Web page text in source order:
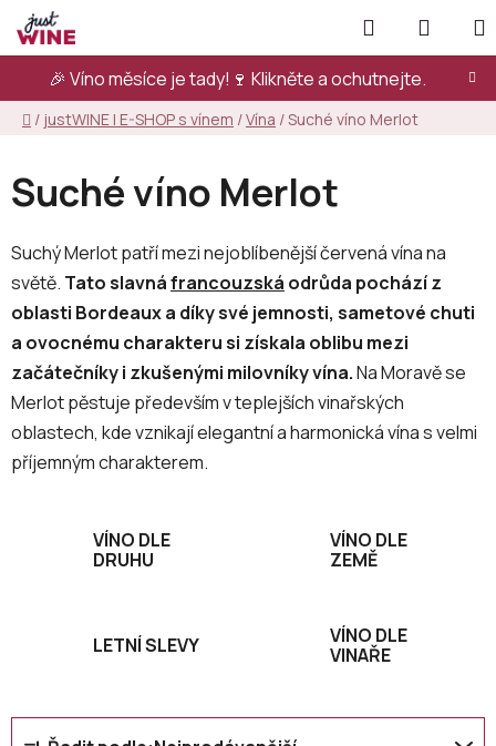
Přejít
na
obsah
🎉 Víno měsíce je tady!🍷 Klikněte a ochutnejte.
Hledat
KOŠÍK
Domů
/ justWINE | E-SHOP s vínem /Vína /Suché víno Merlot
Suché víno Merlot
Suchý Merlot patří mezi nejoblíbenější červená vína na
světě. Tato slavnáfrancouzská odrůda pochází z
oblasti Bordeaux a díky své jemnosti, sametové chuti
a ovocnému charakteru si získala oblibu mezi
začátečníky i zkušenými milovníky vína.Na Moravě se
Merlot pěstuje především v teplejších vinařských
oblastech, kde vznikají elegantní a harmonická vína s velmi
příjemným charakterem.
VÍNO DLE
DRUHU
VÍNO DLE
ZEMĚ
LETNÍ SLEVY
VÍNO DLE
VINAŘE
Ř